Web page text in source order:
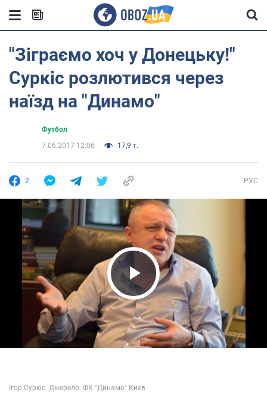
"Зіграємо хоч у Донецьку!"
Суркіс розлютився через
наїзд на "Динамо"
Футбол
7.06.2017 12:06
17,9 т.
2 РУС
Play Video